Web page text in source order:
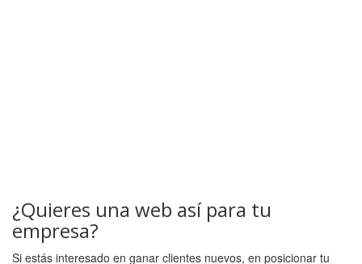
¿Quieres una web así para tu
empresa?
Si estás interesado en ganar clientes nuevos, en posicionar tu